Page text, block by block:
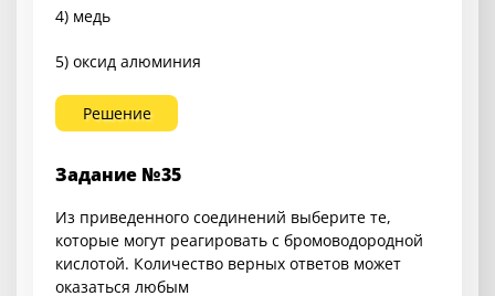
4) медь
5) оксид алюминия
Решение
Задание №35
Из приведенного соединений выберите те,
которые могут реагировать с бромоводородной
кислотой. Количество верных ответов может
оказаться любым